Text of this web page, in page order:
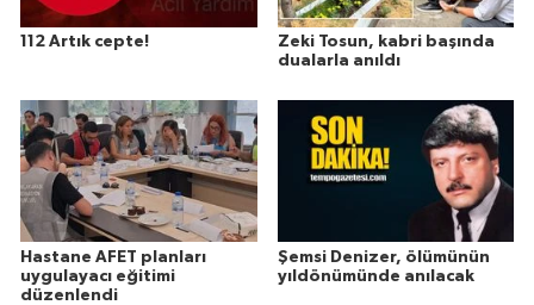
112 Artık cepte!
Zeki Tosun, kabri başında
dualarla anıldı
Hastane AFET planları
uygulayacı eğitimi
düzenlendi
Şemsi Denizer, ölümünün
yıldönümünde anılacak